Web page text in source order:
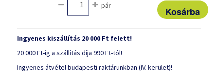
pár
Ingyenes kiszállítás 20 000 Ft felett!
20 000 Ft-ig a szállítás díja 990 Ft-tól!
Ingyenes átvétel budapesti raktárunkban (IV. kerület)!